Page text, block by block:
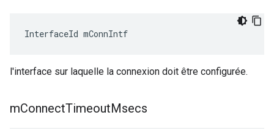
InterfaceId mConnIntf
l'interface sur laquelle la connexion doit être configurée.
mConnectTimeoutMsecs